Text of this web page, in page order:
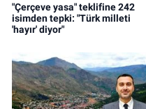
"Çerçeve yasa" teklifine 242
isimden tepki: "Türk milleti
'hayır' diyor"